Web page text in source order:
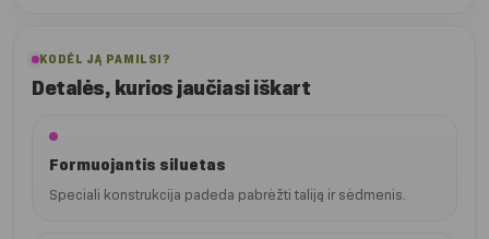
KODĖL JĄ PAMILSI?
Detalės, kurios jaučiasi iškart
Formuojantis siluetas
Speciali konstrukcija padeda pabrėžti taliją ir sėdmenis.